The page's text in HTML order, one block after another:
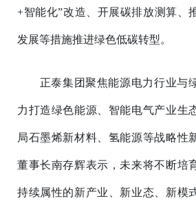
+智能化”改造、开展碳排放测算、
发展等措施推进绿色低碳转型。
正泰集团聚焦能源电力行业与
力打造绿色能源、智能电气产业生
局石墨烯新材料、氢能源等战略性
董事长南存辉表示，未来将不断培
持续属性的新产业、新业态、新模